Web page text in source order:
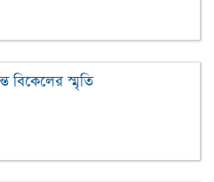
বিকেলের স্মৃতি